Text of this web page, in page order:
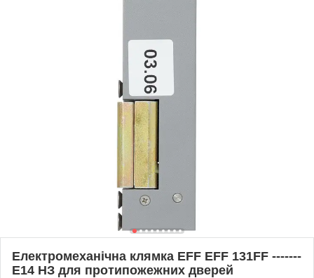
Електромеханічна клямка EFF EFF 131FF -------
E14 НЗ для протипожежних дверей